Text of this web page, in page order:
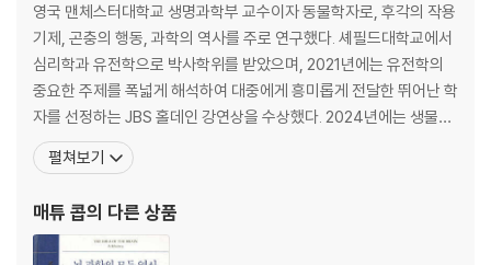
감사의 말
용어 풀이
찾아보기
미주
영국 맨체스터대학교 생명과학부 교수이자 동물학자로, 후각의 작용
기제, 곤충의 행동, 과학의 역사를 주로 연구했다. 셰필드대학교에서
심리학과 유전학으로 박사학위를 받았으며, 2021년에는 유전학의
중요한 주제를 폭넓게 해석하여 대중에게 흥미롭게 전달한 뛰어난 학
자를 선정하는 JBS 홀데인 강연상을 수상했다. 2024년에는 생물학
의 역사를 기록한 공로를 인정받아 과학의 역사와 철학 및 과학의 사
회적 역할과 관련된 연구에서 탁월한 업적을 이룬 학자에게 수여하는
『뇌 과학의 모든 역사』, 『생명의 위대한 비밀』,
펼쳐보기
매튜 콥의 다른 상품